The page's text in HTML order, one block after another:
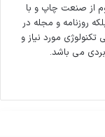
از صنعت چاپ و با
روزنامه و مجله در
مورد نیاز و
می باشد.